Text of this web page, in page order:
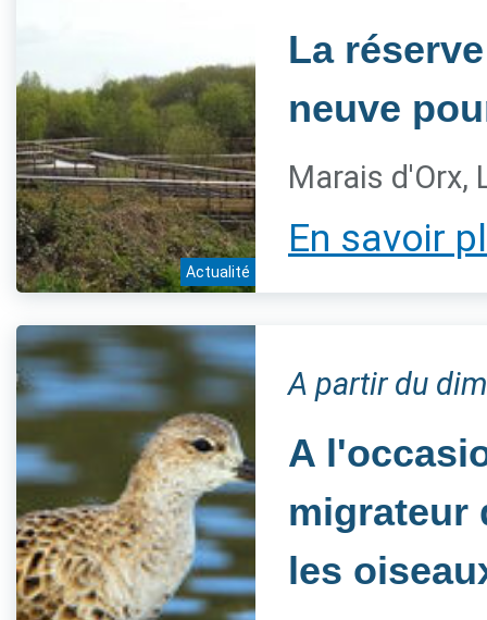
Actualité
La
neuve
Marais d'Orx,
En savoir
A partir du
A
migrateur
les